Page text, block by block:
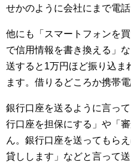
せかのように会社にまで電
他にも「スマートフォンを
で信用情報を書き換える」
送すると1万円ほど振り込ま
ます。借りるどころか携帯
銀行口座を送るように言っ
行口座を担保にする」や「
ん。銀行口座を送ってもら
貸しします」などと言って